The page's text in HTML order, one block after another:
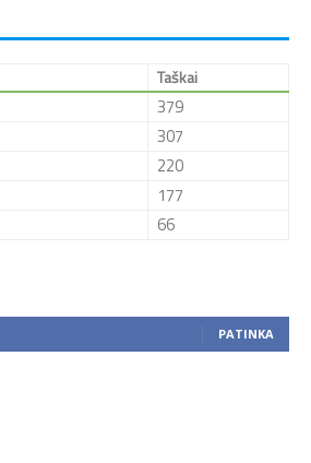
Taškai
379
307
220
177
66
PATINKA